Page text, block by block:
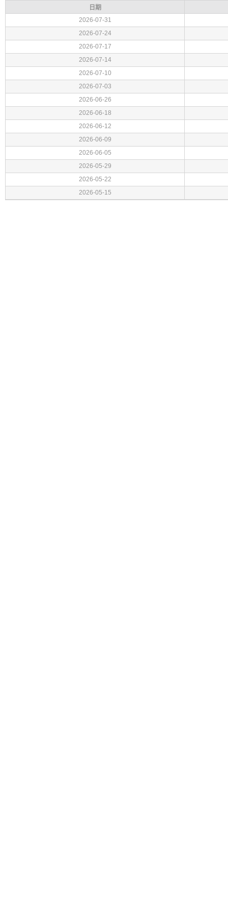
日期
2026-07-31
2026-07-24
2026-07-17
2026-07-14
2026-07-10
2026-07-03
2026-06-26
2026-06-18
2026-06-12
2026-06-09
2026-06-05
2026-05-29
2026-05-22
2026-05-15